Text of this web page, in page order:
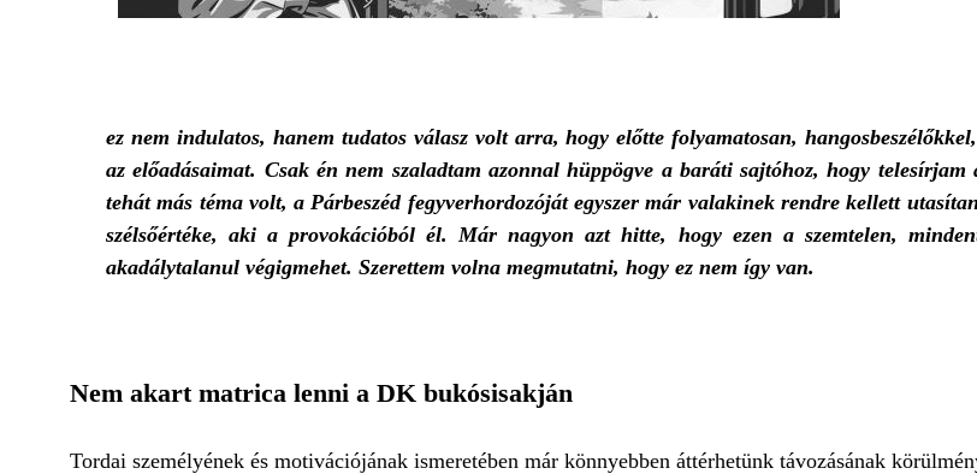
ez nem indulatos, hanem tudatos válasz volt arra, hogy előtte folyamatosan,
az előadásaimat. Csak én nem szaladtam azonnal hüppögve a baráti sajtóhoz, hogy
tehát más téma volt, a Párbeszéd fegyverhordozóját egyszer már valakinek rendre kellett
szélsőértéke, aki a provokációból él. Már nagyon azt hitte, hogy ezen a szemtelen,
akadálytalanul végigmehet. Szerettem volna megmutatni, hogy ez nem így van.
Nem akart matrica lenni a DK bukósisakján
Tordai személyének és motivációjának ismeretében már könnyebben áttérhetünk távozásának